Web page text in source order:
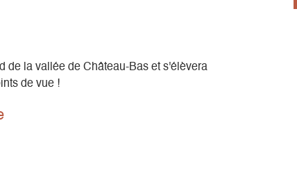
de la vallée de Château-Bas et s'élèvera
de vue !